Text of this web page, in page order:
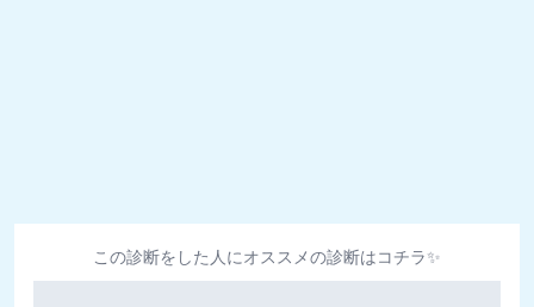
この診断をした人にオススメの診断はコチラ✨